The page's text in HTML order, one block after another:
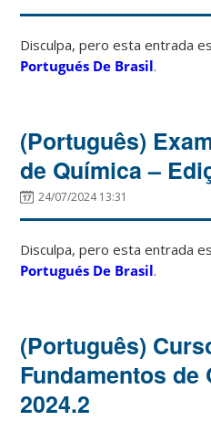
Disculpa, pero esta entrada
Portugués De Brasil.
(Português)
de Química –
24/07/2024 13:31
Disculpa, pero esta entrada
Portugués De Brasil.
(Português)
Fundamentos de
2024.2